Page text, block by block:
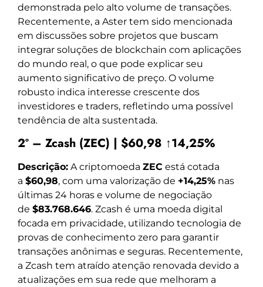
demonstrada pelo alto volume de transações.
Recentemente, a Aster tem sido mencionada
em discussões sobre projetos que buscam
integrar soluções de blockchain com aplicações
do mundo real, o que pode explicar seu
aumento significativo de preço. O volume
robusto indica interesse crescente dos
investidores e traders, refletindo uma possível
tendência de alta sustentada.
2º – Zcash (ZEC) | $60,98 ↑14,25%
Descrição: A criptomoeda ZEC está cotada
a $60,98, com uma valorização de +14,25% nas
últimas 24 horas e volume de negociação
de $83.768.646. Zcash é uma moeda digital
focada em privacidade, utilizando tecnologia de
provas de conhecimento zero para garantir
transações anônimas e seguras. Recentemente,
a Zcash tem atraído atenção renovada devido a
atualizações em sua rede que melhoram a